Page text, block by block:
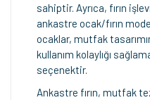
sahiptir. Ayrıca, fırın
ankastre ocak/fırın
ocaklar, mutfak
kullanım kolaylığı
seçenektir.
Ankastre fırın, mutfak